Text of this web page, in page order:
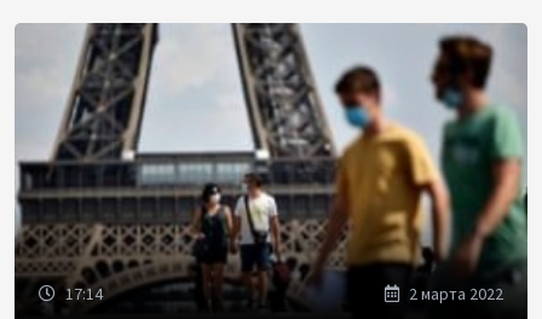
17:14 2 марта 2022